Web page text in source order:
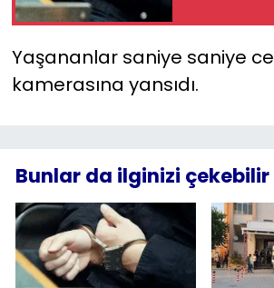
Yaşananlar saniye saniye
kamerasına yansıdı.
Bunlar da ilginizi çekebilir